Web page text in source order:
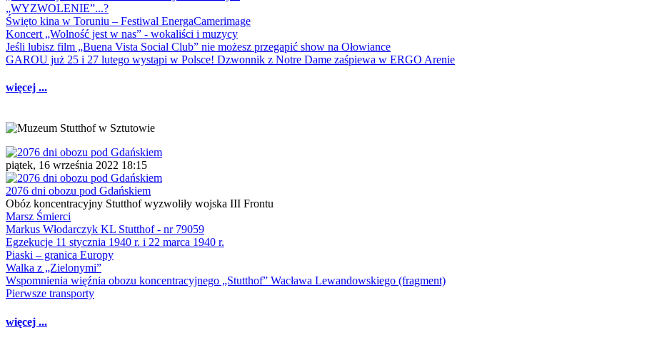
„WYZWOLENIE”...?
Święto kina w Toruniu – Festiwal EnergaCamerimage
Koncert „Wolność jest w nas” - wokaliści i muzycy
Jeśli lubisz film „Buena Vista Social Club” nie możesz przegapić show na Ołowiance
GAROU już 25 i 27 lutego wystąpi w Polsce! Dzwonnik z Notre Dame zaśpiewa w ERGO Arenie
więcej ...
piątek, 16 września 2022 18:15
2076 dni obozu pod Gdańskiem
Obóz koncentracyjny Stutthof wyzwoliły wojska III Frontu
Marsz Śmierci
Markus Włodarczyk KL Stutthof - nr 79059
Egzekucje 11 stycznia 1940 r. i 22 marca 1940 r.
Piaski – granica Europy
Walka z „Zielonymi”
Wspomnienia więźnia obozu koncentracyjnego „Stutthof” Wacława Lewandowskiego (fragment)
Pierwsze transporty
więcej ...